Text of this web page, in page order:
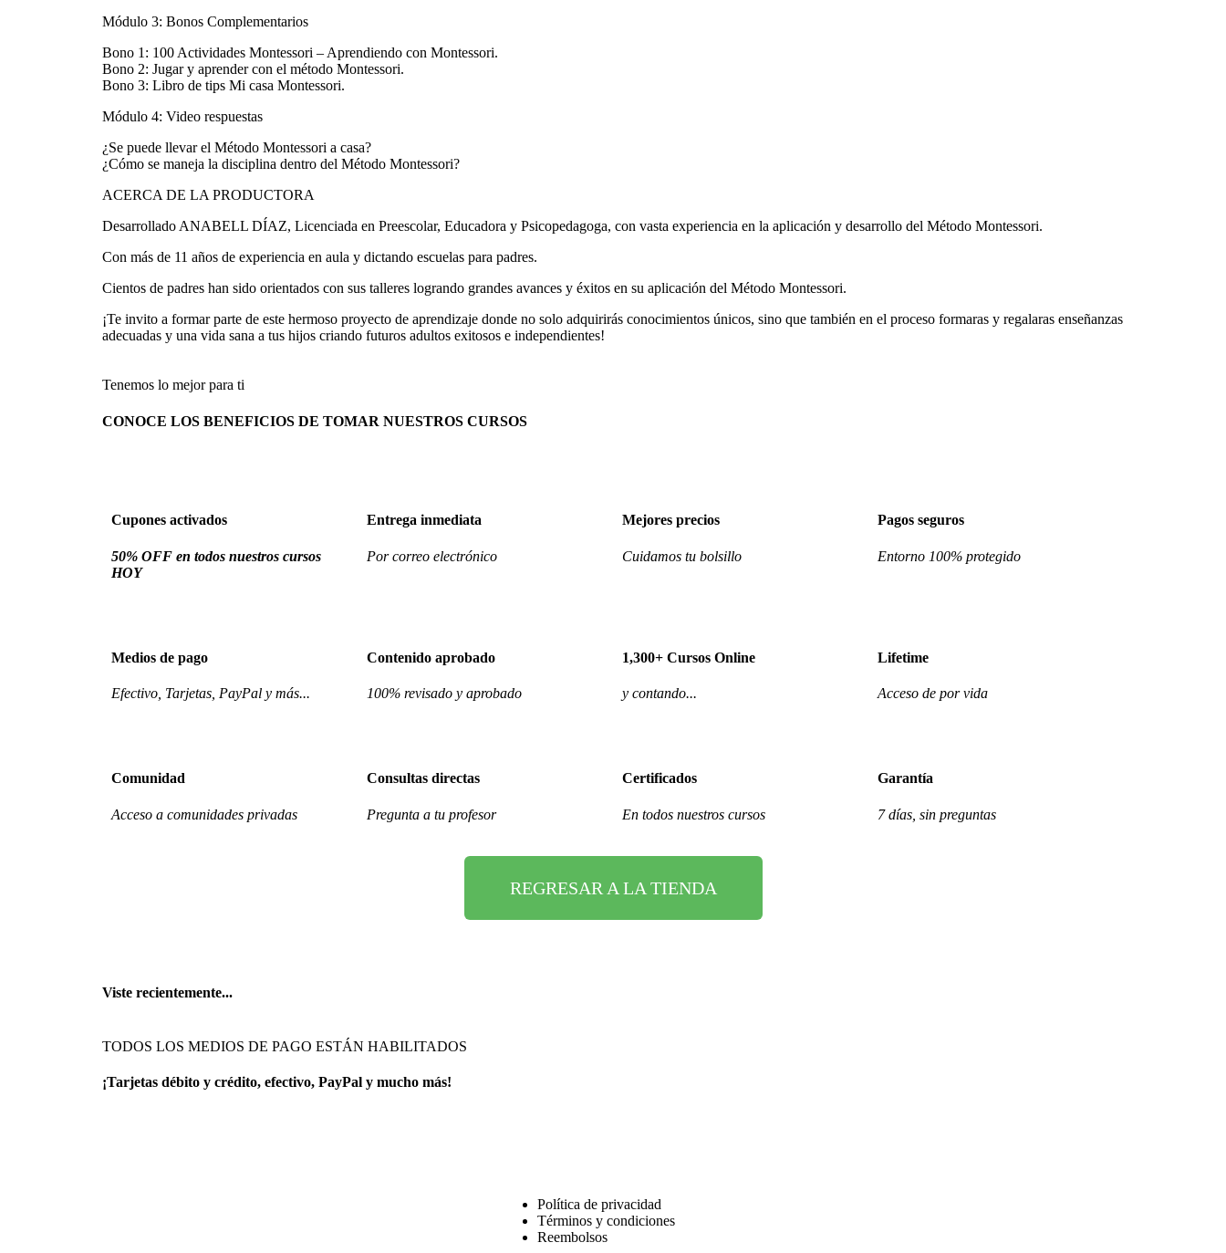
Módulo 3: Bonos Complementarios
Bono 1: 100 Actividades Montessori – Aprendiendo con Montessori.
Bono 2: Jugar y aprender con el método Montessori.
Bono 3: Libro de tips Mi casa Montessori.
Módulo 4: Video respuestas
¿Se puede llevar el Método Montessori a casa?
¿Cómo se maneja la disciplina dentro del Método Montessori?
ACERCA DE LA PRODUCTORA
Desarrollado ANABELL DÍAZ, Licenciada en Preescolar, Educadora y Psicopedagoga, con vasta experiencia en la aplicación y desarrollo del Método Montessori.
Con más de 11 años de experiencia en aula y dictando escuelas para padres.
Cientos de padres han sido orientados con sus talleres logrando grandes avances y éxitos en su aplicación del Método Montessori.
¡Te invito a formar parte de este hermoso proyecto de aprendizaje donde no solo adquirirás conocimientos únicos, sino que también en el proceso formaras y regalaras enseñanzas
adecuadas y una vida sana a tus hijos criando futuros adultos exitosos e independientes!
Tenemos lo mejor para ti
CONOCE LOS BENEFICIOS DE TOMAR NUESTROS CURSOS
Cupones activados
50% OFF en todos nuestros cursos
HOY
Entrega inmediata
Por correo electrónico
Mejores precios
Cuidamos tu bolsillo
Pagos seguros
Entorno 100% protegido
Medios de pago
Efectivo, Tarjetas, PayPal y más...
Contenido aprobado
100% revisado y aprobado
1,300+ Cursos Online
y contando...
Lifetime
Acceso de por vida
Comunidad
Acceso a comunidades privadas
Consultas directas
Pregunta a tu profesor
Certificados
En todos nuestros cursos
Garantía
7 días, sin preguntas
REGRESAR A LA TIENDA
Viste recientemente...
TODOS LOS MEDIOS DE PAGO ESTÁN HABILITADOS
¡Tarjetas débito y crédito, efectivo, PayPal y mucho más!
Política de privacidad
Términos y condiciones
Reembolsos